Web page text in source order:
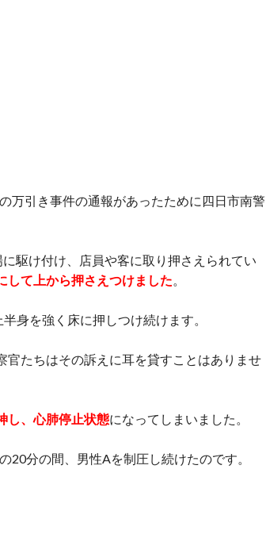
万引き事件の通報があったために四日市南警
駆け付け、店員や客に取り押さえられてい
して上から押さえつけました。
身を強く床に押しつけ続けます。
官たちはその訴えに耳を貸すことはありませ
し、心肺停止状態になってしまいました。
20分の間、男性Aを制圧し続けたのです。